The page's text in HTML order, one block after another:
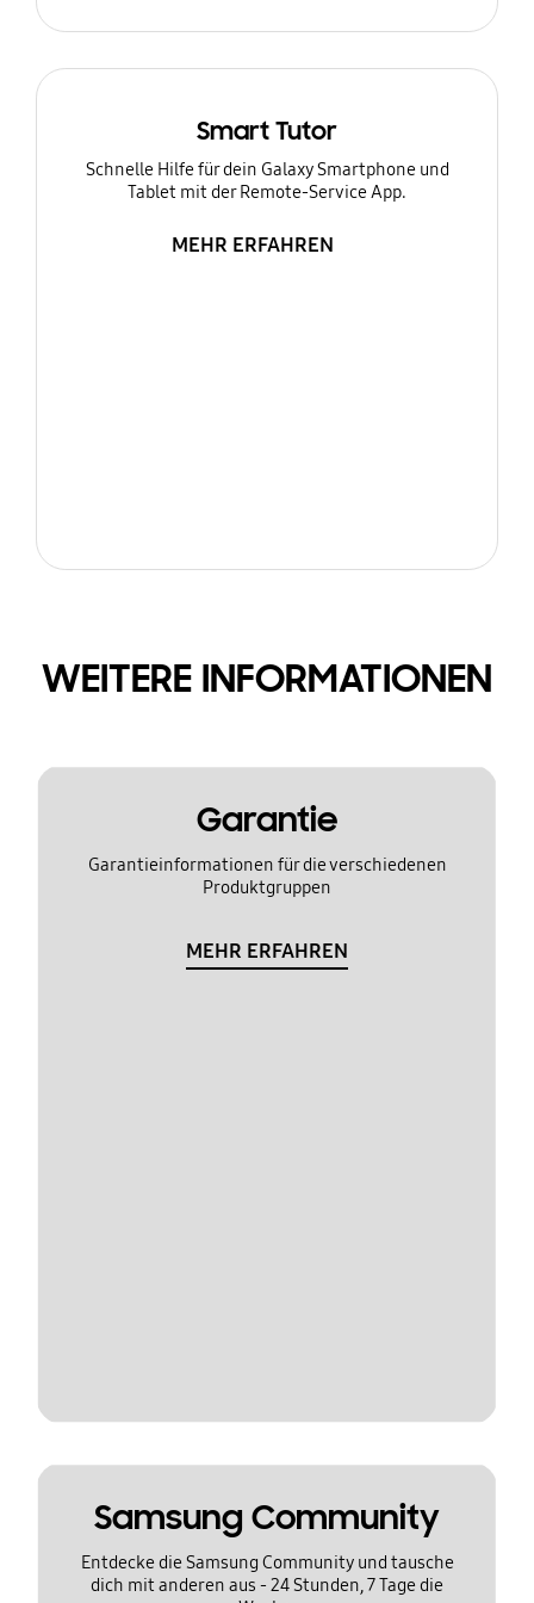
Smart Tutor
Schnelle Hilfe für dein Galaxy Smartphone und
Tablet mit der Remote-Service App.
MEHR ERFAHREN
WEITERE INFORMATIONEN
Garantie
Garantieinformationen für die verschiedenen
Produktgruppen
MEHR ERFAHREN
Samsung Community
Entdecke die Samsung Community und tausche
dich mit anderen aus - 24 Stunden, 7 Tage die